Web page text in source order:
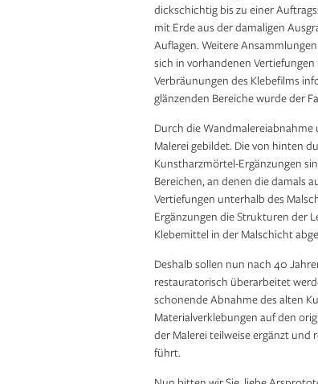
dickschichtig bis zu einer
mit Erde aus der damaligen
Auflagen. Weitere
sich in vorhandenen
Verbräunungen des Klebefilms
glänzenden Bereiche wurde der
Durch die Wandmalereiabnahme
Malerei gebildet. Die von hinten
Kunstharzmörtel-Ergänzungen
Bereichen, an denen die damals
Vertiefungen unterhalb des
Ergänzungen die Strukturen der
Klebemittel in der Malschicht
Deshalb sollen nun nach 40
restauratorisch überarbeitet
schonende Abnahme des alten
Material­verklebungen auf den
der Malerei teilweise ergänzt und
führt.